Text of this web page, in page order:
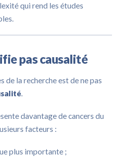
qui rend les études
pas causalité
de la recherche est de ne pas
.
davantage de cancers du
facteurs :
plus importante ;